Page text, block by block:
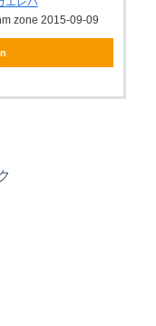
zone 2015-09-09